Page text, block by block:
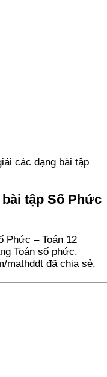
các dạng bài tập
tập Số Phức
Phức – Toán 12
Toán số phức.
mathddt đã chia sẻ.